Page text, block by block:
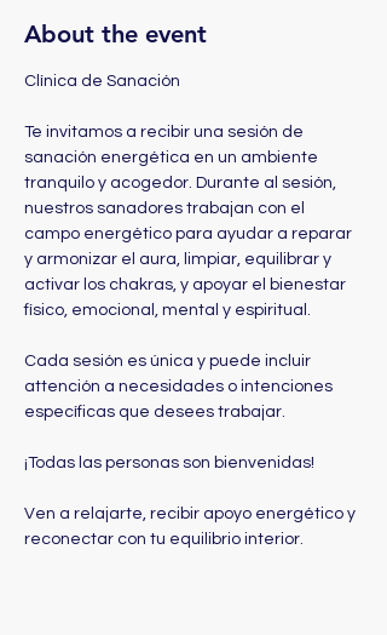
About the event
Clínica de Sanación
Te invitamos a recibir una sesión de
sanación energética en un ambiente
tranquilo y acogedor. Durante al sesión,
nuestros sanadores trabajan con el
campo energético para ayudar a reparar
y armonizar el aura, limpiar, equilibrar y
activar los chakras, y apoyar el bienestar
físico, emocional, mental y espiritual.
Cada sesión es única y puede incluir
attención a necesidades o intenciones
específicas que desees trabajar.
¡Todas las personas son bienvenidas!
Ven a relajarte, recibir apoyo energético y
reconectar con tu equilibrio interior.